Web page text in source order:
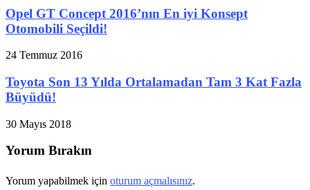
Opel GT Concept 2016’nın En iyi Konsept
Otomobili Seçildi!
24 Temmuz 2016
Toyota Son 13 Yılda Ortalamadan Tam 3 Kat Fazla
Büyüdü!
30 Mayıs 2018
Yorum Bırakın
Yorum yapabilmek için oturum açmalısınız.